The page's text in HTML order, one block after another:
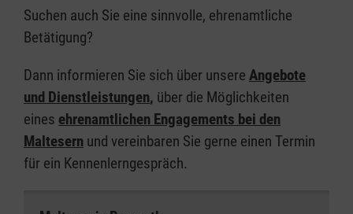
Suchen auch Sie eine sinnvolle, ehrenamtliche
Betätigung?
Dann informieren Sie sich über unsere Angebote
und Dienstleistungen, über die Möglichkeiten
eines ehrenamtlichen Engagements bei den
Maltesern und vereinbaren Sie gerne einen Termin
für ein Kennenlerngespräch.